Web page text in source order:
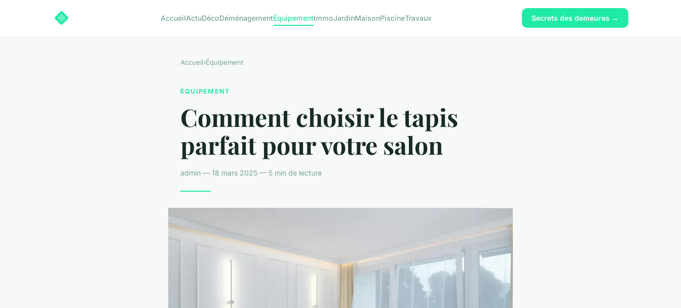
AccueilActuDécoDéménagementÉquipementImmoJardinMaisonPiscineTravaux Secrets des demeures →
Accueil›Équipement
ÉQUIPEMENT
Comment choisir le tapis
parfait pour votre salon
admin — 18 mars 2025 — 5 min de lecture